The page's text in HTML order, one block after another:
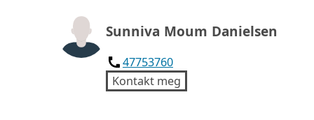
Sunniva Moum Danielsen
47753760
Kontakt meg